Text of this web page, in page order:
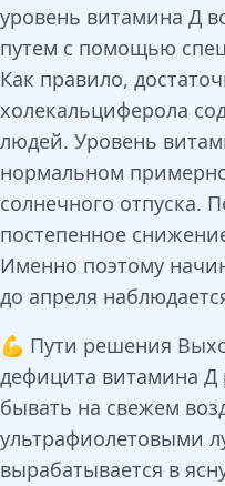
уровень витамина Д
путем с помощью
Как правило,
холекальциферола
людей. Уровень
нормальном
солнечного отпуска.
постепенное
Именно поэтому
до апреля
💪 Пути решения
дефицита витамина Д
бывать на свежем
ультрафиолетовыми
вырабатывается в